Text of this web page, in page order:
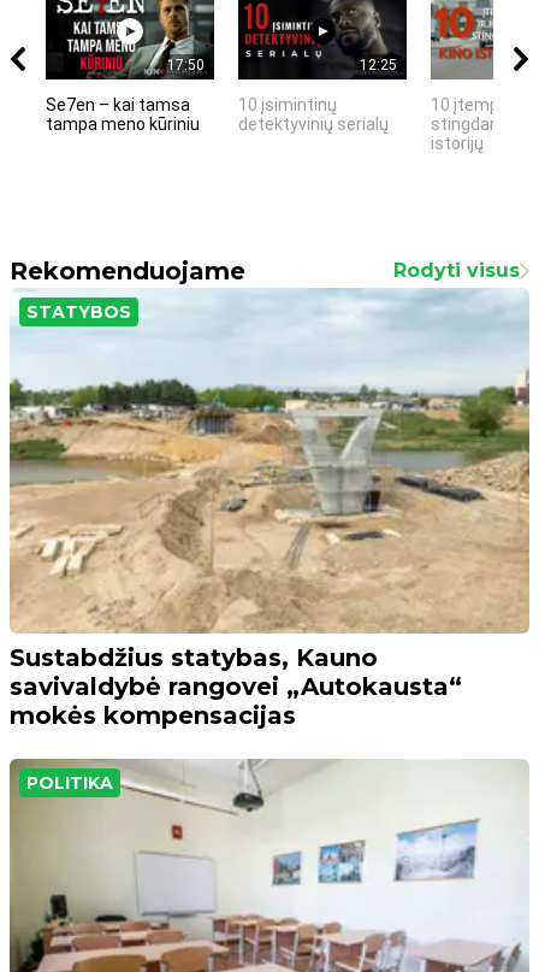
17:50
Se7en – kai tamsa
tampa meno kūriniu
12:25
10 įsimintinų
detektyvinių serialų
10 įtemptų,
stingdančių
istorijų
Rekomenduojame Rodyti visus
STATYBOS
Sustabdžius statybas, Kauno
savivaldybė rangovei „Autokausta“
mokės kompensacijas
POLITIKA